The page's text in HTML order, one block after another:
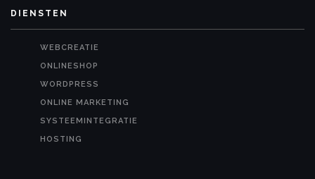
DIENSTEN
WEBCREATIE
ONLINESHOP
WORDPRESS
ONLINE MARKETING
SYSTEEMINTEGRATIE
HOSTING